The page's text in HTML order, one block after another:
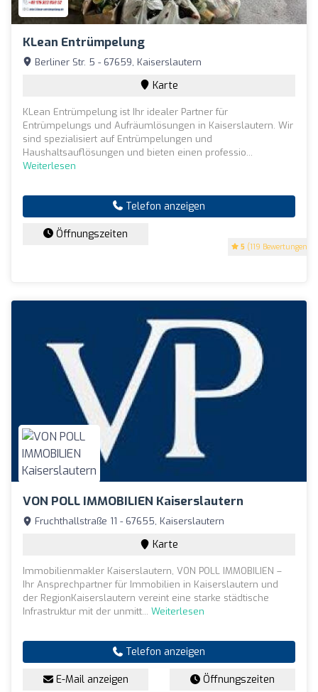
KLean Entrümpelung
5 (119 Bewertungen)
Berliner Str. 5 - 67659, Kaiserslautern
Karte
KLean Entrümpelung ist Ihr idealer Partner für
Entrümpelungs und Aufräumlösungen in Kaiserslautern. Wir
sind spezialisiert auf Entrümpelungen und
Haushaltsauflösungen und bieten einen professio...
Weiterlesen
Telefon anzeigen
Öffnungszeiten
VON POLL IMMOBILIEN Kaiserslautern
Fruchthallstraße 11 - 67655, Kaiserslautern
Karte
Immobilienmakler Kaiserslautern, VON POLL IMMOBILIEN –
Ihr Ansprechpartner für Immobilien in Kaiserslautern und
der RegionKaiserslautern vereint eine starke städtische
Infrastruktur mit der unmitt... Weiterlesen
Telefon anzeigen
E-Mail anzeigen Öffnungszeiten